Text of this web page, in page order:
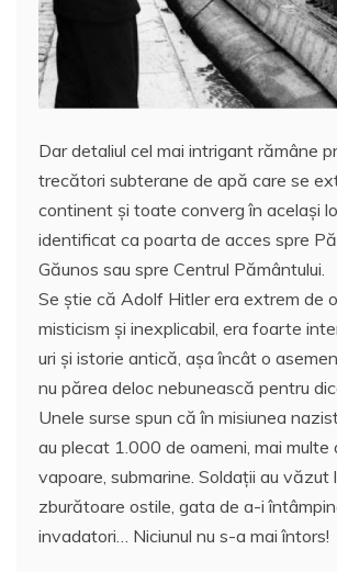
Dar detaliul cel mai intrigant rămâne
trecători subterane de apă care se
continent și toate converg în același
identificat ca poarta de acces spre
Găunos sau spre Centrul Pământului.
Se ştie că Adolf Hitler era extrem de
misticism și inexplicabil, era foarte
uri și istorie antică, aşa încât o
nu părea deloc nebunească pentru
Unele surse spun că în misiunea
au plecat 1.000 de oameni, mai multe
vapoare, submarine. Soldaţii au văzut
zburătoare ostile, gata de a-i
invadatori… Niciunul nu s-a mai întors!